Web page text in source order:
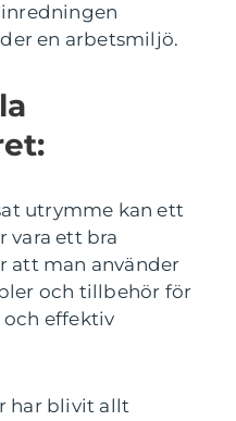
en arbetsmiljö.
utrymme kan ett
ett bra
att man använder
och tillbehör för
effektiv
har blivit allt